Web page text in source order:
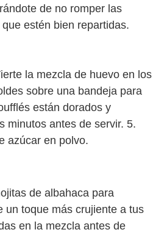
de no romper las
estén bien repartidas.
la mezcla de huevo en los
sobre una bandeja para
están dorados y
minutos antes de servir. 5.
azúcar en polvo.
de albahaca para
un toque más crujiente a tus
en la mezcla antes de